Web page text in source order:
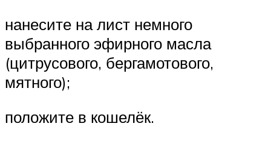
нанесите на лист немного
выбранного эфирного масла
(цитрусового, бергамотового,
мятного);
положите в кошелёк.